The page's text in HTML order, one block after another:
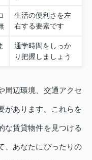
生活の便利さを左
右する要素です
通学時間をしっか
り把握しましょう
周辺環境、交通アクセ
があります。これらを
な賃貸物件を見つける
、あなたにぴったりの